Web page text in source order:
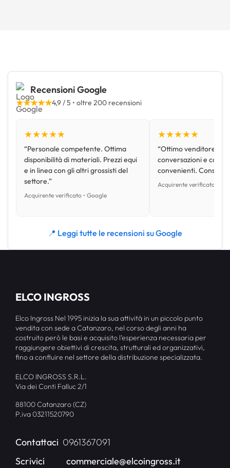
Recensioni Google
★★★★★4,9 / 5 • oltre 200 recensioni
★★★★★
“Personale competente. Ottima
disponibilità di materiali. Prezzi equi
e in linea con gli altri grossisti del
settore.”
Acquirente verificato • Google
★★★★★
“Ottimo venditore,
conversazioni e con
convenienti.
Acquirente verificato •
📍 Leggi tutte le recensioni su Google
ELCO INGROSS
Elco Ingross Nel 1995 inizia la sua attività in un piccolo punto
vendita con sede a Catanzaro, nel corso degli anni ha
costruito però le basi e acquisito l’esperienza necessaria per
raggiungere obiettivi di crescita, strutturali ed organizzativi,
fino a confluire nel settore della distribuzione specializzata.
ELCO INGROSS S.R.L.
Via dei Conti Falluc 2/1
88100 Catanzaro (CZ)
P.iva 03211520790
Contattaci 0961367091
Scrivici
commerciale@elcoingross.it